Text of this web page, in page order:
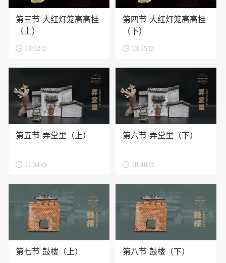
第三节 大红灯笼高高挂
（上）
 13:02
第四节 大红灯笼高高挂
（下）
 13:55
第五节 弄堂里（上）
 11:34
第六节 弄堂里（下）
 18:40
第七节 鼓楼（上） 第八节 鼓楼（下）